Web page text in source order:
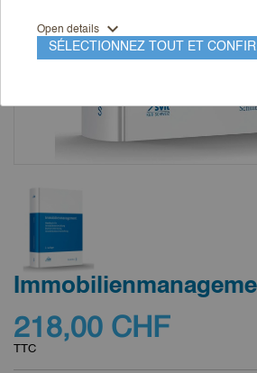
218,00 CHF
TTC
Open details expand_more
SÉLECTIONNEZ TOUT ET